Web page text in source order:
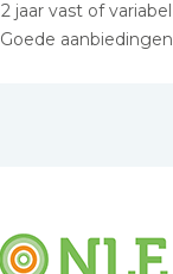
2 jaar vast of variabel
Goede aanbiedingen